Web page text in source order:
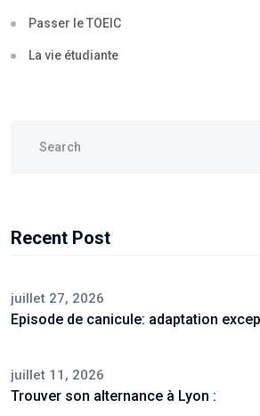
Passer le TOEIC
La vie étudiante
Recent Post
juillet 27, 2026
Episode de canicule: adaptation
juillet 11, 2026
Trouver son alternance à Lyon :